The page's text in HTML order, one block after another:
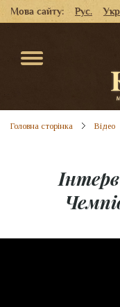
Мова сайту: Рус.
Головна сторінка Відео